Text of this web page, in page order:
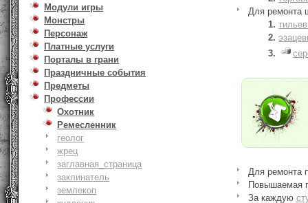
Модули игры
Монстры
Персонаж
Платные услуги
Порталы в грани
Праздничные события
Предметы
Профессии
Охотник
Ремесленник
геолог
жрец
заглавная_страница
заклинатель
землекоп
Для ремонта
Для ремонта
Повышаемая
За каждую